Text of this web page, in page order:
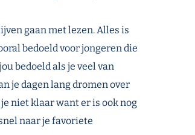
gaan met lezen. Alles is
bedoeld voor jongeren die
bedoeld als je veel van
je dagen lang dromen over
niet klaar want er is ook nog
naar je favoriete